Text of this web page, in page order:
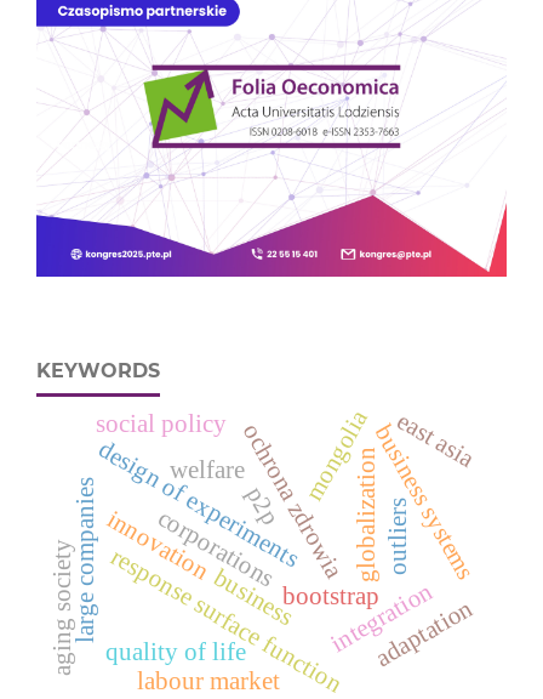
KEYWORDS
design of experiments
response surface function
bootstrap
ochrona zdrowia
integration
business
globalization
corporations business systems
innovation
large companies
aging society
east asia
social policy
quality of life
welfare mongolia
adaptation
p2p
labour market
outliers